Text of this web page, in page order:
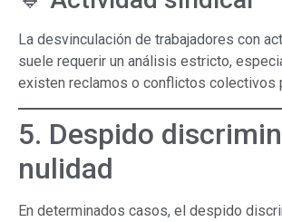
La desvinculación de trabajadores con
suele requerir un análisis estricto,
existen reclamos o conflictos colectivos
5. Despido
nulidad
En determinados casos, el despido